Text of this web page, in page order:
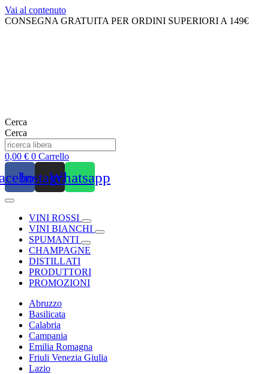
Vai al contenuto
CONSEGNA GRATUITA PER ORDINI SUPERIORI A 149€
Cerca
Cerca
0,00 € 0 Carrello
InstagramWhatsapp
VINI ROSSI
VINI BIANCHI
SPUMANTI
CHAMPAGNE
DISTILLATI
PRODUTTORI
PROMOZIONI
Abruzzo
Basilicata
Calabria
Campania
Emilia Romagna
Friuli Venezia Giulia
Lazio